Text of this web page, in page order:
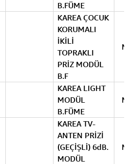
B.FÜME
KAREA ÇOCUK
KORUMALI
İKİLİ
TOPRAKLI
PRİZ MODÜL
B.F
KAREA LIGHT
MODÜL
B.FÜME
KAREA TV-
ANTEN PRİZİ
(GEÇİŞLİ) 6dB.
MODÜL